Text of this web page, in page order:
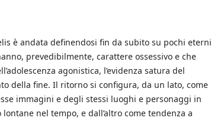
è andata definendosi fin da subito su pochi eterni
prevedibilmente, carattere ossessivo e che
agonistica, l’evidenza satura del
della fine. Il ritorno si configura, da un lato, come
immagini e degli stessi luoghi e personaggi in
nel tempo, e dall’altro come tendenza a